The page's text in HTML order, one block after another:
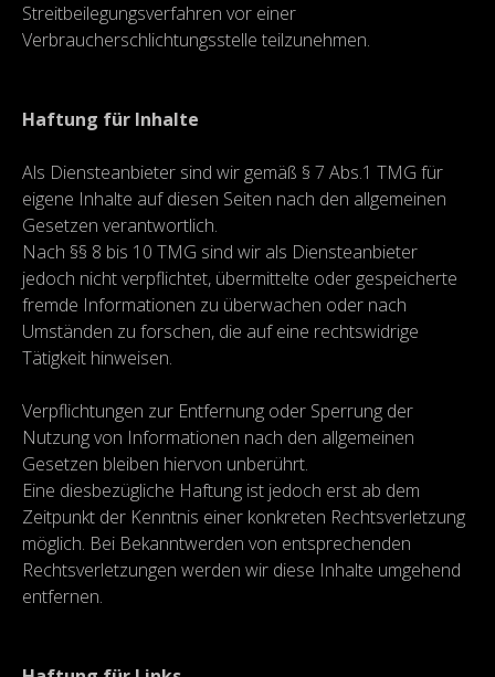
Streitbeilegungsverfahren vor einer
Verbraucherschlichtungsstelle teilzunehmen.
Haftung für Inhalte
Als Diensteanbieter sind wir gemäß § 7 Abs.1 TMG für
eigene Inhalte auf diesen Seiten nach den allgemeinen
Gesetzen verantwortlich.
Nach §§ 8 bis 10 TMG sind wir als Diensteanbieter
jedoch nicht verpflichtet, übermittelte oder gespeicherte
fremde Informationen zu überwachen oder nach
Umständen zu forschen, die auf eine rechtswidrige
Tätigkeit hinweisen.
Verpflichtungen zur Entfernung oder Sperrung der
Nutzung von Informationen nach den allgemeinen
Gesetzen bleiben hiervon unberührt.
Eine diesbezügliche Haftung ist jedoch erst ab dem
Zeitpunkt der Kenntnis einer konkreten Rechtsverletzung
möglich. Bei Bekanntwerden von entsprechenden
Rechtsverletzungen werden wir diese Inhalte umgehend
entfernen.